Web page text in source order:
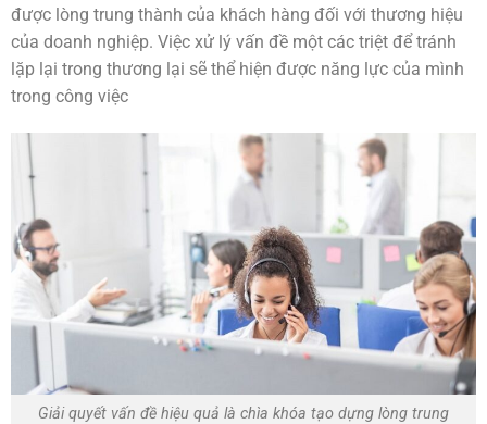
được lòng trung thành của khách hàng đối với thương hiệu
của doanh nghiệp. Việc xử lý vấn đề một các triệt để tránh
lặp lại trong thương lại sẽ thể hiện được năng lực của mình
trong công việc
Giải quyết vấn đề hiệu quả là chìa khóa tạo dựng lòng trung